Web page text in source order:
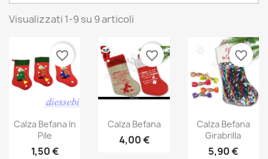
Visualizzati 1-9 su 9 articoli
Calza Befana In
Pile
1,50 €
favorite_border
Calza Befana
4,00 €
favorite_border
Calza Befana
Girabrilla
5,90 €
favorite_border